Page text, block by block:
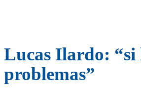
Lucas Ilardo: “si
problemas”